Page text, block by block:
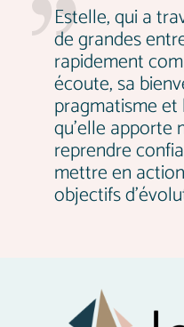
Estelle, qui a
de grandes
rapidement
écoute, sa
pragmatisme et
qu’elle apporte
reprendre
mettre en
objectifs